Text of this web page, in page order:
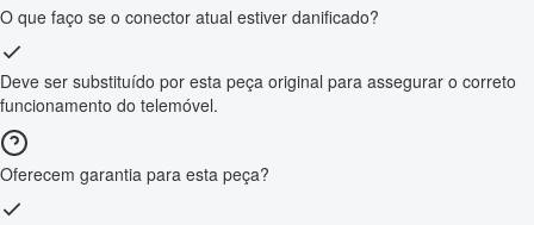
O que faço se o conector atual estiver danificado?
Deve ser substituído por esta peça original para assegurar o correto
funcionamento do telemóvel.
Oferecem garantia para esta peça?